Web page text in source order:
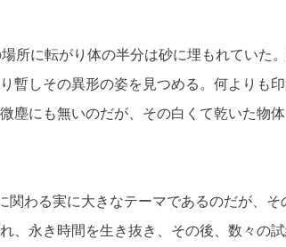
所に転がり体の半分は砂に埋もれていた
暫しその異形の姿を見つめる。何よりも
にも無いのだが、その白くて乾いた物
わる実に大きなテーマであるのだが、
、永き時間を生き抜き、その後、数々の